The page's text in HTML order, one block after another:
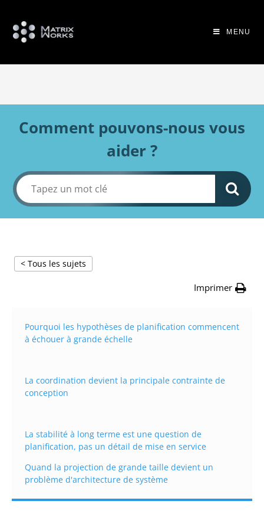
MENU
Comment pouvons-nous vous
aider ?
< Tous les sujets
Imprimer
Pourquoi les hypothèses de planification commencent
à échouer à grande échelle
La coordination devient la principale contrainte de
conception
La stabilité à long terme est une question de
planification, pas un détail de mise en service
Quand la projection de grande taille devient un
problème d'architecture de système